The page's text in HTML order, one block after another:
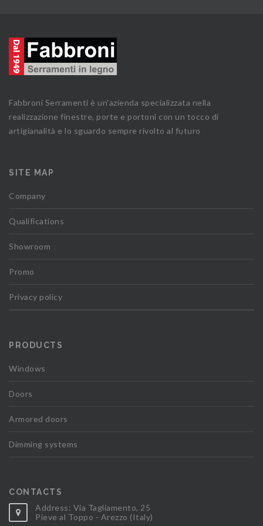
Fabbroni Serramenti è un'azienda specializzata nella
realizzazione finestre, porte e portoni con un tocco di
artigianalità e lo sguardo sempre rivolto al futuro
SITE MAP
Company
Qualifications
Showroom
Promo
Privacy policy
PRODUCTS
Windows
Doors
Armored doors
Dimming systems
CONTACTS
Address: Via Tagliamento, 25
Pieve al Toppo - Arezzo (Italy)